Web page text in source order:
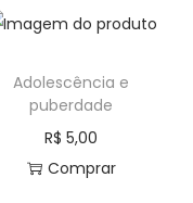
Adolescência e
puberdade
R$ 5,00
Comprar